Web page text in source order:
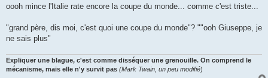
s
g
e
oooh mince l'Italie rate encore la coupe du monde... comme c'est triste...
"grand père, dis moi, c'est quoi une coupe du monde"? ""ooh Giuseppe, je
ne sais plus"
Expliquer une blague, c'est comme disséquer une grenouille. On comprend le
mécanisme, mais elle n'y survit pas (Mark Twain, un peu modifié)